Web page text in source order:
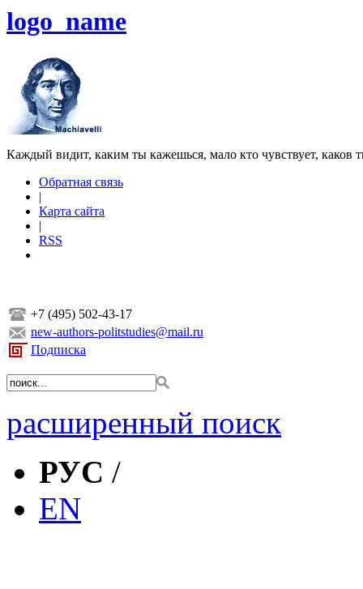
logo_name
Каждый видит, каким ты кажешься, мало кто чувствует, каков
Обратная связь
|
Карта сайта
|
RSS
+7 (495) 502-43-17
new-authors-politstudies@mail.ru
Подписка
расширенный поиск
РУС /
EN